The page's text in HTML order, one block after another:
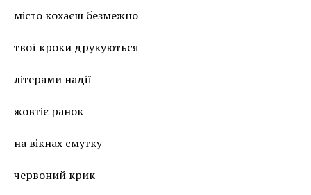
місто кохаєш безмежно
твої кроки друкуються
літерами надії
жовтіє ранок
на вікнах смутку
червоний крик